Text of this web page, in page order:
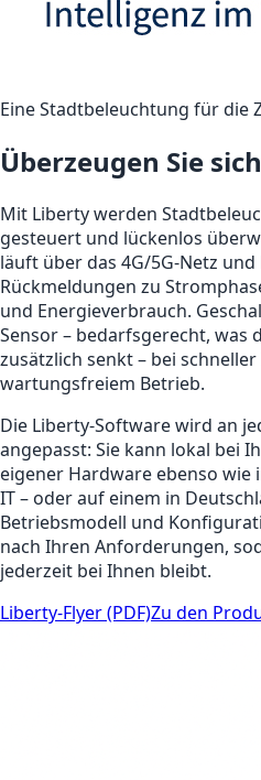
Eine Stadtbeleuchtung für die
Überzeugen Sie
Mit Liberty werden
gesteuert und lückenlos
läuft über das 4G/5G-Netz
Rückmeldungen zu
und Energieverbrauch.
Sensor – bedarfsgerecht, was
zusätzlich senkt – bei
wartungsfreiem Betrieb.
Die Liberty-Software wird an
angepasst: Sie kann lokal bei
eigener Hardware ebenso
IT – oder auf einem in
Betriebsmodell und
nach Ihren Anforderungen,
jederzeit bei Ihnen bleibt.
Liberty-Flyer (PDF)Zu den